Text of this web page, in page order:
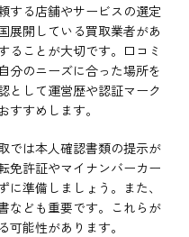
する店舗やサービスの選定
展開している買取業者があ
ることが大切です。口コミ
分のニーズに合った場所を
として運営歴や認証マーク
すめします。
では本人確認書類の提示が
免許証やマイナンバーカー
に準備しましょう。また、
なども重要です。これらが
能性があります。